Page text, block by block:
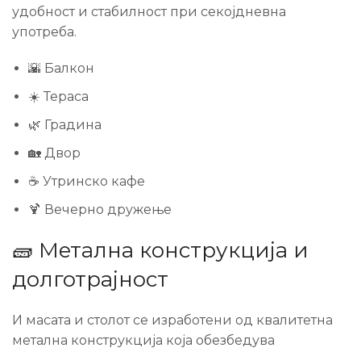
удобност и стабилност при секојдневна
употреба.
🌇 Балкон
☀️ Тераса
🌿 Градина
🏡 Двор
☕ Утринско кафе
🍹 Вечерно дружење
🧱 Метална конструкција и
долготрајност
И масата и столот се изработени од квалитетна
метална конструкција која обезбедува